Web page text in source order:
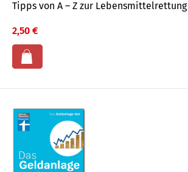
Tipps von A – Z zur Lebensmittelrettung
2,50 €